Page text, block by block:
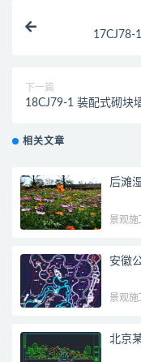
17CJ78-
下一篇
18CJ79-1 装配式砌块
相关文章
后滩
景观施
安徽
景观施
北京